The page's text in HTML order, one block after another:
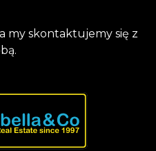
my skontaktujemy się z